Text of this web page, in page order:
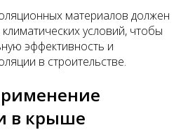
материалов должен
условий, чтобы
эффективность и
в строительстве.
в крыше